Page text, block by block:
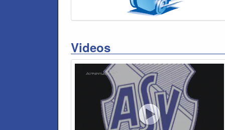
Videos